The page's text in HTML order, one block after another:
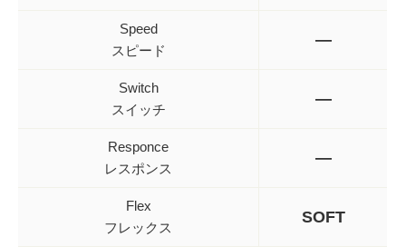
Speed
スピード
—
Switch
スイッチ
—
Responce
レスポンス
—
Flex
フレックス
SOFT